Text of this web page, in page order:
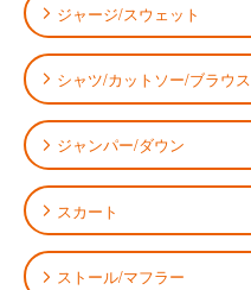
ジャージ/スウェット
シャツ/カットソー/ブラウス
ジャンパー/ダウン
スカート
ストール/マフラー